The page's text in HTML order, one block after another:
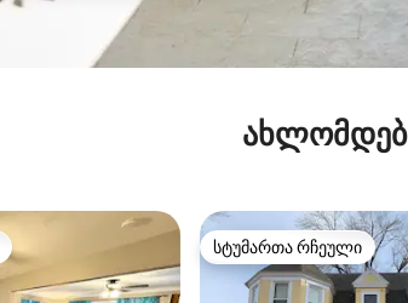
სტუმართა რჩეული
სტუმართა რჩეული